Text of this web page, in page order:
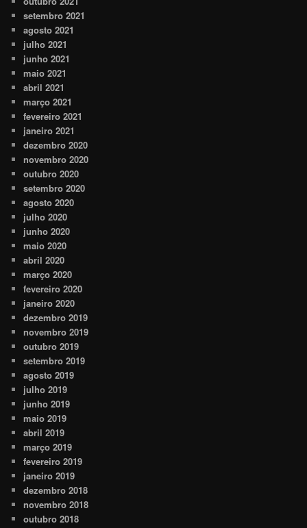
setembro 2021
agosto 2021
julho 2021
junho 2021
maio 2021
abril 2021
março 2021
fevereiro 2021
janeiro 2021
dezembro 2020
novembro 2020
outubro 2020
setembro 2020
agosto 2020
julho 2020
junho 2020
maio 2020
abril 2020
março 2020
fevereiro 2020
janeiro 2020
dezembro 2019
novembro 2019
outubro 2019
setembro 2019
agosto 2019
julho 2019
junho 2019
maio 2019
abril 2019
março 2019
fevereiro 2019
janeiro 2019
dezembro 2018
novembro 2018
outubro 2018